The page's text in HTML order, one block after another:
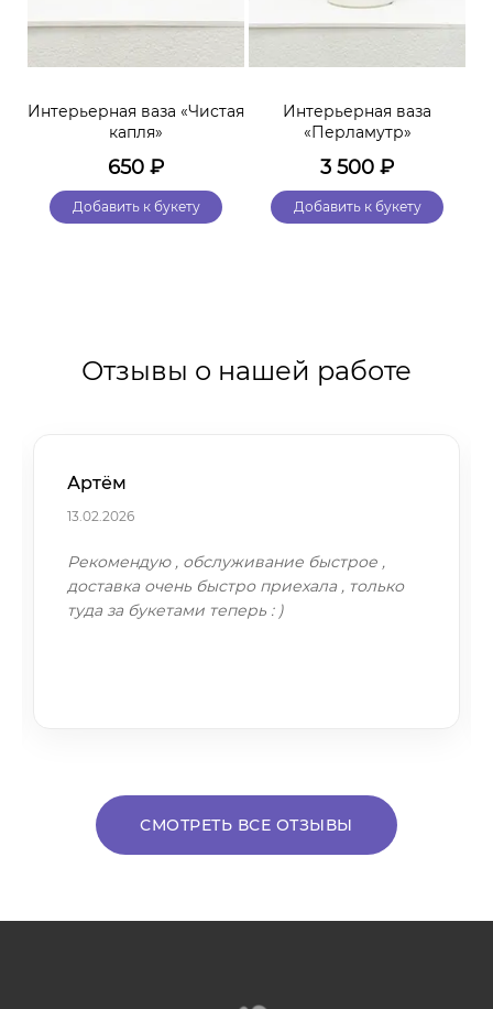
Интерьерная ваза «Чистая
капля»
650 ₽
Добавить к букету
Интерьерная ваза
«Перламутр»
3 500 ₽
Добавить к букету
Отзывы о нашей работе
Артём
13.02.2026
Рекомендую , обслуживание быстрое ,
доставка очень быстро приехала , только
туда за букетами теперь : )
СМОТРЕТЬ ВСЕ ОТЗЫВЫ